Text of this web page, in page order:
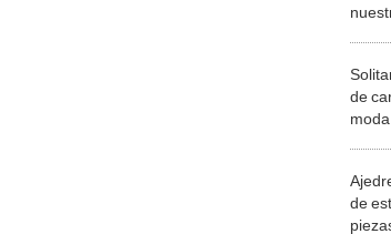
de
de